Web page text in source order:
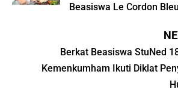
Beasiswa Le Cordon
Berkat Beasiswa StuNed
Kemenkumham Ikuti Diklat